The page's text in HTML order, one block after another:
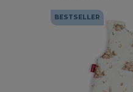
BESTSELLER